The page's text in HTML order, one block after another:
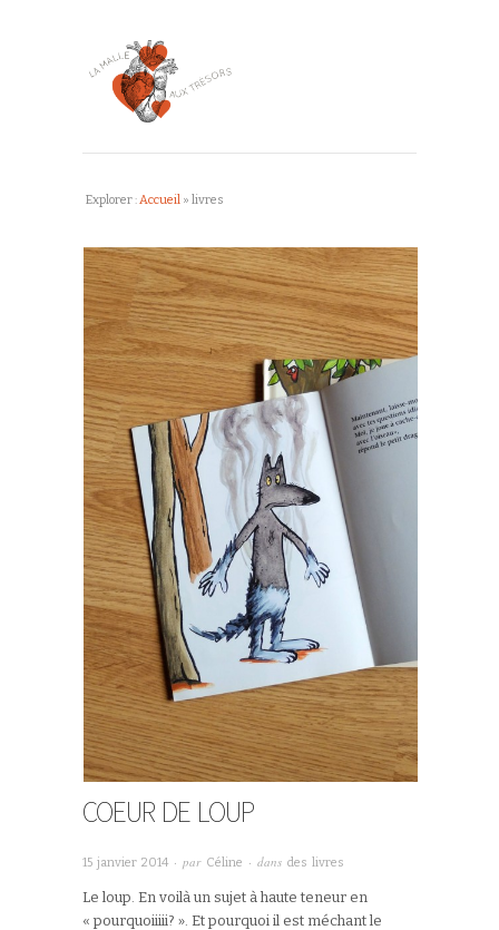
Explorer :Accueil » livres
COEUR DE LOUP
15 janvier 2014 · par Céline · dans des livres
Le loup. En voilà un sujet à haute teneur en
« pourquoiiiii? ». Et pourquoi il est méchant le